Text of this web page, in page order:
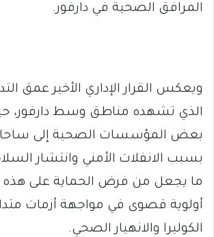
المرافق الصحية في دارفور.
ويعكس القرار الإداري الأخير عمق
الذي تشهده مناطق وسط دارفور،
بعض المؤسسات الصحية إلى
بسبب الانفلات الأمني وانتشار
ما يجعل من فرض الحماية على
أولوية قصوى في مواجهة أزمات
الكوليرا والانهيار الصحي.